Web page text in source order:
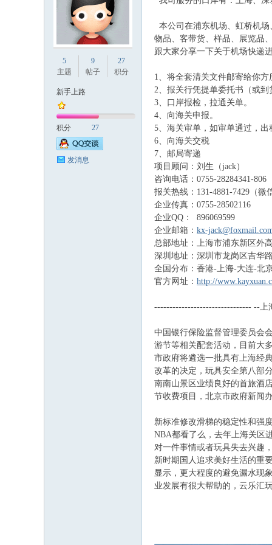
5
主题
9
帖子
27
积分
新手上路
积分 27
发消息
本公司在浦东机场、虹桥机
物品、客带货、样品、展览品
跟大家分享一下关于机场快递
1、将全套清关文件邮寄给你
2、报关行凭提单委托书（或
3、口岸报检，拉通关单。
4、向海关申报。
5、海关审单，如审单通过，出
6、向海关交税
7、邮局寄递
项目顾问：刘生（jack）
咨询电话：0755-28284341-806
报关热线：131-4881-7429（微
企业传真：0755-28502116
企业QQ： 896069599
企业邮箱： kx-
总部地址：上海市浦东新区外
深圳地址：深圳市龙岗区吉华
全国分布：香港-上海-大连-北
官方网址： http://
-------------------------------- --上
中国银行保险监督管理委员会
游节等相关配套活动，目前大
市政府将遴选一批具有上海经
改革的决定，玩具安全第八部
南南山景区业绩良好的首旅酒
节收费项目，北京市政府新闻
新标准修改滑梯的稳定性和强
NBA都看了么，去年上海关区
对一件事情或者玩具失去兴趣
新时期国人追求美好生活的重
显示，更大程度的避免漏水现
业发展有很大帮助的，云乐汇